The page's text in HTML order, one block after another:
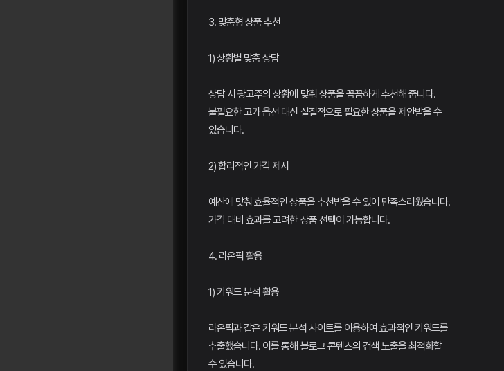
3. 맞춤형 상품 추천
1) 상황별 맞춤 상담
상담 시 광고주의 상황에 맞춰 상품을 꼼꼼하게 추천해 줍니다.
불필요한 고가 옵션 대신 실질적으로 필요한 상품을 제안받을 수
있습니다.
2) 합리적인 가격 제시
예산에 맞춰 효율적인 상품을 추천받을 수 있어 만족스러웠습니다.
가격 대비 효과를 고려한 상품 선택이 가능합니다.
4. 라온픽 활용
1) 키워드 분석 활용
라온픽과 같은 키워드 분석 사이트를 이용하여 효과적인 키워드를
추출했습니다. 이를 통해 블로그 콘텐츠의 검색 노출을 최적화할
수 있습니다.